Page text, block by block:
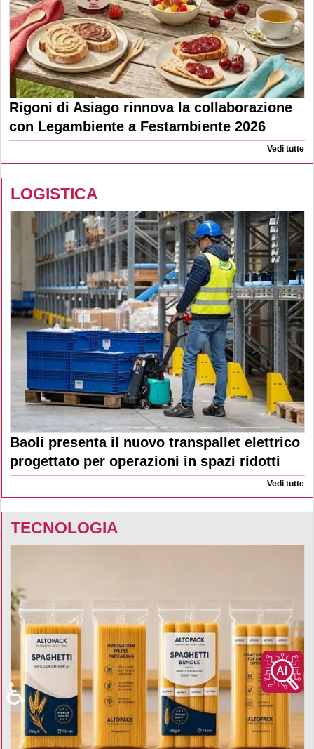
Rigoni di Asiago rinnova la collaborazione
con Legambiente a Festambiente 2026
Vedi tutte
LOGISTICA
Baoli presenta il nuovo transpallet elettrico
progettato per operazioni in spazi ridotti
Vedi tutte
TECNOLOGIA